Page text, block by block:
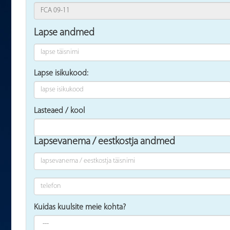
Lapse andmed
Lapse isikukood:
Lasteaed / kool
Lapsevanema / eestkostja andmed
Kuidas kuulsite meie kohta?